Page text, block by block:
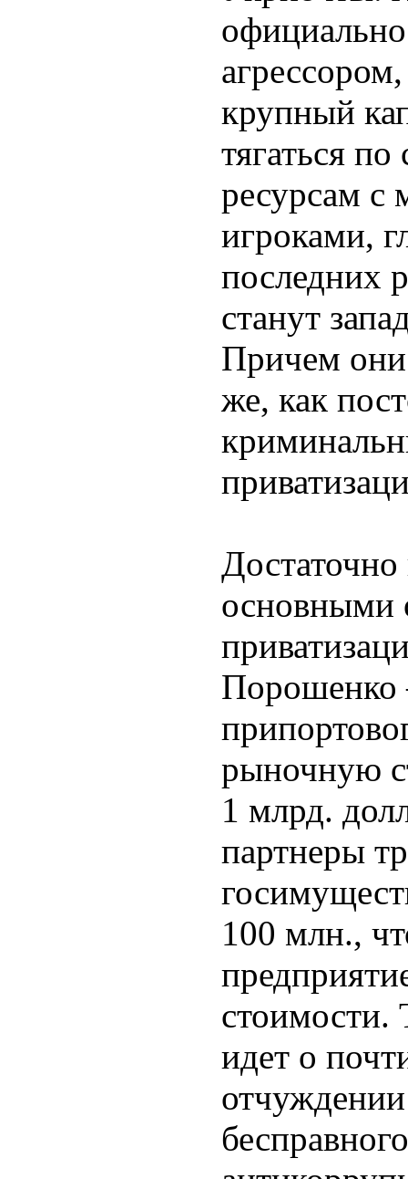
крупный
тягаться
ресурсам
игроками,
последних
станут
Причем они
же, как
основными
Порошенко
рыночную
1 млрд.
партнеры
100 млн.,
стоимости.
идет о